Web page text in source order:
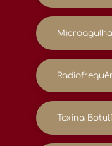
Toxina